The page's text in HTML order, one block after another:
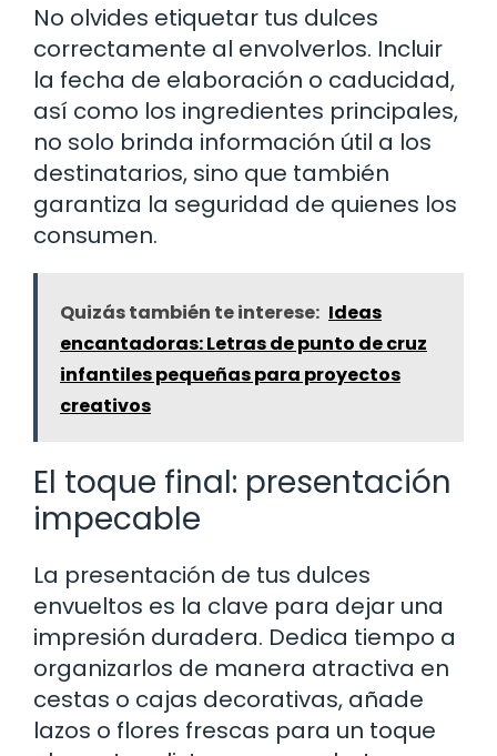
No olvides etiquetar tus dulces
correctamente al envolverlos. Incluir
la fecha de elaboración o caducidad,
así como los ingredientes principales,
no solo brinda información útil a los
destinatarios, sino que también
garantiza la seguridad de quienes los
consumen.
Quizás también te interese: Ideas
encantadoras: Letras de punto de cruz
infantiles pequeñas para proyectos
creativos
El toque final: presentación
impecable
La presentación de tus dulces
envueltos es la clave para dejar una
impresión duradera. Dedica tiempo a
organizarlos de manera atractiva en
cestas o cajas decorativas, añade
lazos o flores frescas para un toque